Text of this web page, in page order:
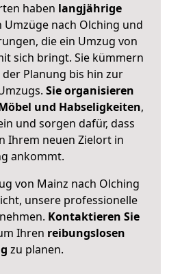
haben langjährige
Umzüge nach Olching und
die ein Umzug von
sich bringt. Sie kümmern
Planung bis hin zur
Sie organisieren
und Habseligkeiten,
und sorgen dafür, dass
Ihrem neuen Zielort in
ankommt.
von Mainz nach Olching
unsere professionelle
Kontaktieren Sie
Ihren reibungslosen
zu planen.